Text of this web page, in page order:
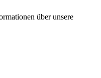
über unsere